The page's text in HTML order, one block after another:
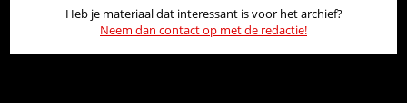
Heb je materiaal dat interessant is voor het archief?
Neem dan contact op met de redactie!